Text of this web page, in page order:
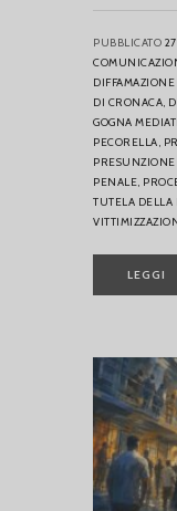
PUBBLICATO
DIFFAMAZIONE
DI CRONACA,
GOGNA
PECORELLA,
PENALE,
TUTELA DELLA
LEGGI